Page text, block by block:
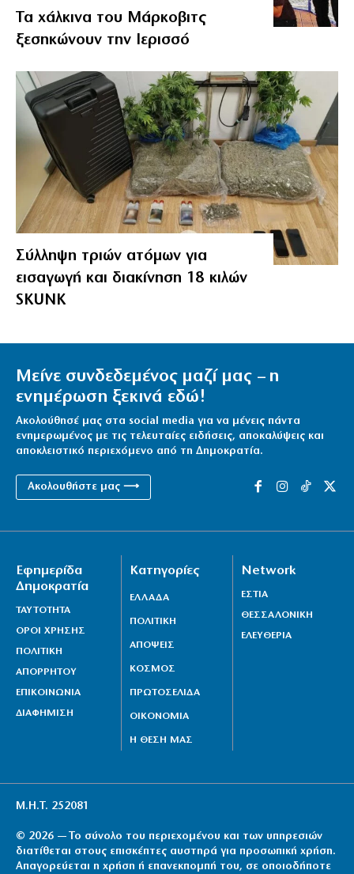
Τα χάλκινα του Μάρκοβιτς
ξεσηκώνουν την Ιερισσό
Σύλληψη τριών ατόμων για
εισαγωγή και διακίνηση 18 κιλών
SKUNK
Μείνε συνδεδεμένος μαζί μας – η
ενημέρωση ξεκινά εδώ!
Ακολούθησέ μας στα social media για να μένεις πάντα
ενημερωμένος με τις τελευταίες ειδήσεις, αποκαλύψεις και
αποκλειστικό περιεχόμενο από τη Δημοκρατία.
Ακολουθήστε μας ⟶
Εφημερίδα
Δημοκρατία
ΤΑΥΤΟΤΗΤΑ
ΟΡΟΙ ΧΡΗΣΗΣ
ΠΟΛΙΤΙΚΗ
ΑΠΟΡΡΗΤΟΥ
ΕΠΙΚΟΙΝΩΝΙΑ
ΔΙΑΦΗΜΙΣΗ
Κατηγορίες
ΕΛΛΑΔΑ
ΠΟΛΙΤΙΚΗ
ΑΠΟΨΕΙΣ
ΚΟΣΜΟΣ
ΠΡΩΤΟΣΕΛΙΔΑ
ΟΙΚΟΝΟΜΙΑ
Η ΘΕΣΗ ΜΑΣ
Network
ΕΣΤΙΑ
ΘΕΣΣΑΛΟΝΙΚΗ
ΕΛΕΥΘΕΡΙΑ
Μ.Η.Τ. 252081
© 2026 — Το σύνολο του περιεχομένου και των υπηρεσιών
διατίθεται στους επισκέπτες αυστηρά για προσωπική χρήση.
Απαγορεύεται η χρήση ή επανεκπομπή του, σε οποιοδήποτε